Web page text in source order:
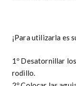
¡Para utilizarla es
1º Desatornillar
rodillo.